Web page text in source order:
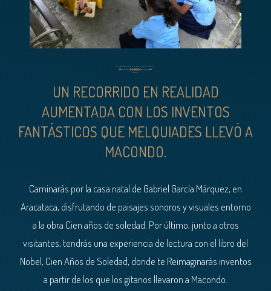
UN RECORRIDO EN REALIDAD
AUMENTADA CON LOS INVENTOS
FANTÁSTICOS QUE MELQUIADES LLEVÓ A
MACONDO.
Caminarás por la casa natal de Gabriel García Márquez, en
Aracataca, disfrutando de paisajes sonoros y visuales entorno
a la obra Cien años de soledad. Por último, junto a otros
visitantes, tendrás una experiencia de lectura con el libro del
Nobel, Cien Años de Soledad, donde te Reimaginarás inventos
a partir de los que los gitanos llevaron a Macondo.